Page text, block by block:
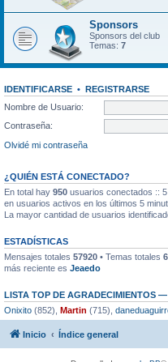
Sponsors
Sponsors del club
Temas: 7
IDENTIFICARSE • REGISTRARSE
Nombre de Usuario:
Contraseña:
Olvidé mi contraseña
¿QUIÉN ESTÁ CONECTADO?
En total hay 950 usuarios conectados ::
en usuarios activos en los últimos 5
La mayor cantidad de usuarios
ESTADÍSTICAS
Mensajes totales 57920 • Temas totales
más reciente es Jeaedo
LISTA TOP DE AGRADECIMIENTOS
Onixito (852), Martin (715),
Inicio Índice general